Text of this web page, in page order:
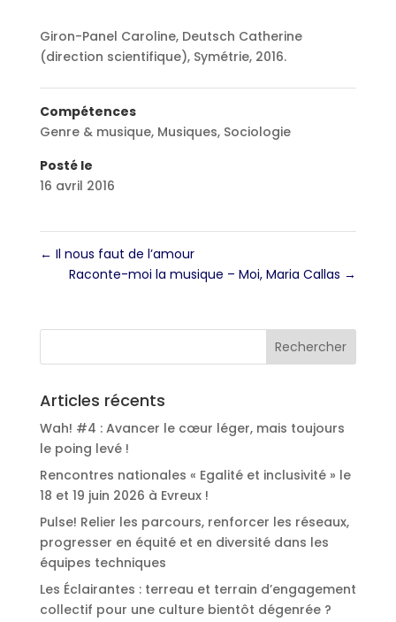
Giron-Panel Caroline, Deutsch Catherine
(direction scientifique), Symétrie, 2016.
Compétences
Genre & musique, Musiques, Sociologie
Posté le
16 avril 2016
← Il nous faut de l’amour
Raconte-moi la musique – Moi, Maria Callas →
Articles récents
Wah! #4 : Avancer le cœur léger, mais toujours
le poing levé !
Rencontres nationales « Egalité et inclusivité » le
18 et 19 juin 2026 à Evreux !
Pulse! Relier les parcours, renforcer les réseaux,
progresser en équité et en diversité dans les
équipes techniques
Les Éclairantes : terreau et terrain d’engagement
collectif pour une culture bientôt dégenrée ?